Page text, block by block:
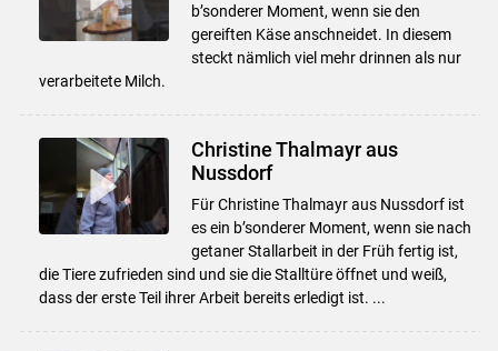
b’sonderer Moment, wenn sie den
gereiften Käse anschneidet. In diesem
steckt nämlich viel mehr drinnen als nur
verarbeitete Milch.
Christine Thalmayr aus
Nussdorf
Für Christine Thalmayr aus Nussdorf ist
es ein b’sonderer Moment, wenn sie nach
getaner Stallarbeit in der Früh fertig ist,
die Tiere zufrieden sind und sie die Stalltüre öffnet und weiß,
dass der erste Teil ihrer Arbeit bereits erledigt ist. ...